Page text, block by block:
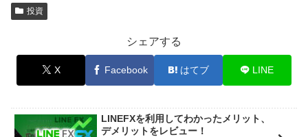
投資
シェアする
X Facebook はてブ LINE
LINEFXを利用してわかったメリット、
デメリットをレビュー！